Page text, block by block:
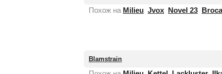
Похож на Milieu Jvox Novel 23 Broca
Blamstrain